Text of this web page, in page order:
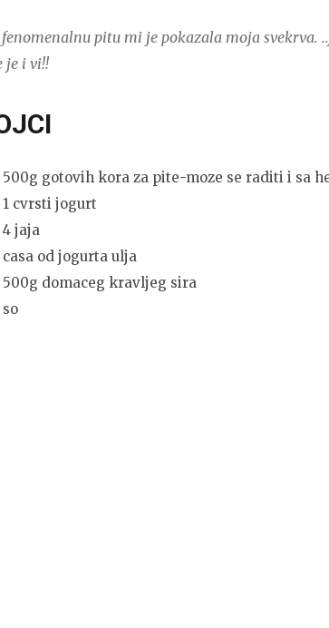
fenomenalnu pitu mi je pokazala moja svekrva.
je i vi!!
500g gotovih kora za pite-moze se raditi i sa
1 cvrsti jogurt
4 jaja
casa od jogurta ulja
500g domaceg kravljeg sira
so